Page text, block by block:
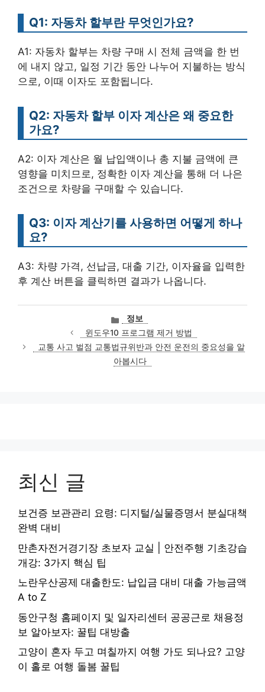
Q1: 자동차 할부란 무엇인가요?
A1: 자동차 할부는 차량 구매 시 전체 금액을 한 번
에 내지 않고, 일정 기간 동안 나누어 지불하는 방식
으로, 이때 이자도 포함됩니다.
Q2: 자동차 할부 이자 계산은 왜 중요한
가요?
A2: 이자 계산은 월 납입액이나 총 지불 금액에 큰
영향을 미치므로, 정확한 이자 계산을 통해 더 나은
조건으로 차량을 구매할 수 있습니다.
Q3: 이자 계산기를 사용하면 어떻게 하나
요?
A3: 차량 가격, 선납금, 대출 기간, 이자율을 입력한
후 계산 버튼을 클릭하면 결과가 나옵니다.
카
테
고
리
정보
윈도우10 프로그램 제거 방법
교통 사고 벌점 교통법규위반과 안전 운전의 중요성을 알
아봅시다
최신 글
보건증 보관관리 요령: 디지털/실물증명서 분실대책
완벽 대비
만촌자전거경기장 초보자 교실 | 안전주행 기초강습
개강: 3가지 핵심 팁
노란우산공제 대출한도: 납입금 대비 대출 가능금액
A to Z
동안구청 홈페이지 및 일자리센터 공공근로 채용정
보 알아보자: 꿀팁 대방출
고양이 혼자 두고 며칠까지 여행 가도 되나요? 고양
이 홀로 여행 돌봄 꿀팁